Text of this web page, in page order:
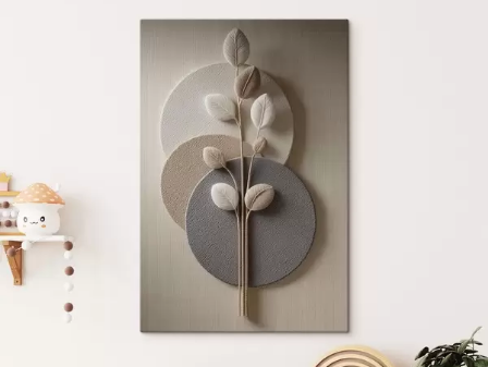
Яскраві, насичені кольори
Стійкість до вицвітання
Безпечне чорнило без запаху
Поверхня з текстурою полотна
Екологічний матеріал
Преміум
Від363
Яскраві, насичені кольори
Стійкість до вицвітання
Безпечне чорнило без запаху
Поверхня з текстурою полотна